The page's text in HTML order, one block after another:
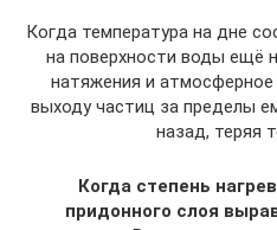
Когда температура на дне
на поверхности воды ещё
натяжения и
выходу частиц за пределы
назад, теряя
Когда степень
придонного слоя